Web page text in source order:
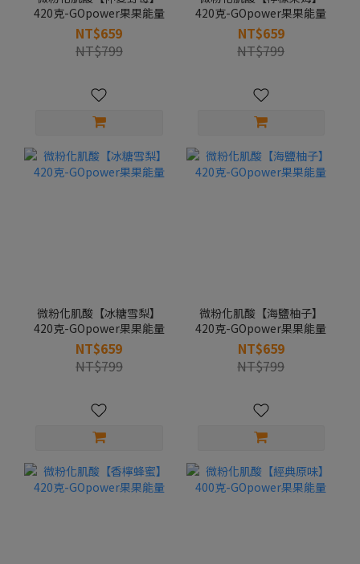
420克-GOpower果果能量
NT$659
NT$799
420克-GOpower果果能量
NT$659
NT$799
微粉化肌酸【冰糖雪梨】
420克-GOpower果果能量
NT$659
NT$799
微粉化肌酸【海鹽柚子】
420克-GOpower果果能量
NT$659
NT$799